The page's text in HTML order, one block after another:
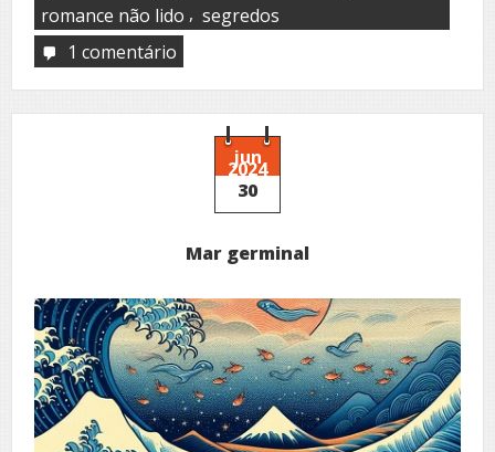
romance não lido , segredos
1 comentário
desencanto
da
jun
2024
30
Mar germinal